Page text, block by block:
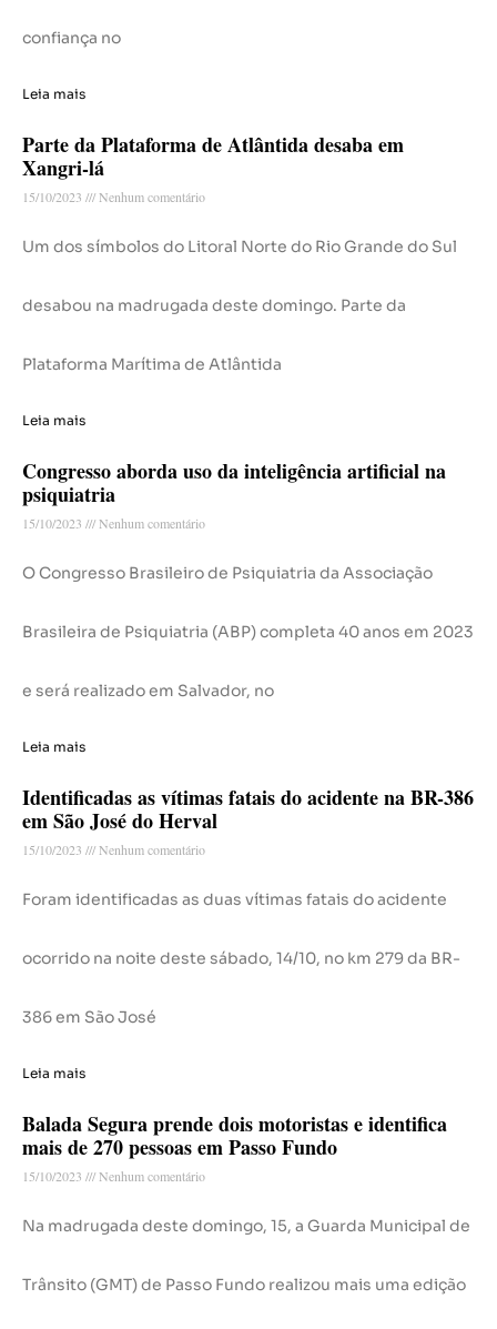
confiança no
Leia mais
Parte da Plataforma de Atlântida desaba em
Xangri-lá
15/10/2023 Nenhum comentário
Um dos símbolos do Litoral Norte do Rio Grande do Sul
desabou na madrugada deste domingo. Parte da
Plataforma Marítima de Atlântida
Leia mais
Congresso aborda uso da inteligência artificial na
psiquiatria
15/10/2023 Nenhum comentário
O Congresso Brasileiro de Psiquiatria da Associação
Brasileira de Psiquiatria (ABP) completa 40 anos em 2023
e será realizado em Salvador, no
Leia mais
Identificadas as vítimas fatais do acidente na BR-386
em São José do Herval
15/10/2023 Nenhum comentário
Foram identificadas as duas vítimas fatais do acidente
ocorrido na noite deste sábado, 14/10, no km 279 da BR-
386 em São José
Leia mais
Balada Segura prende dois motoristas e identifica
mais de 270 pessoas em Passo Fundo
15/10/2023 Nenhum comentário
Na madrugada deste domingo, 15, a Guarda Municipal de
Trânsito (GMT) de Passo Fundo realizou mais uma edição